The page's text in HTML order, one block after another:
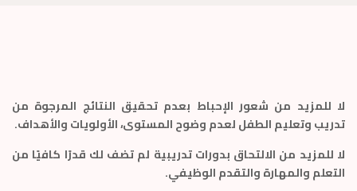
لا للمزيد من شعور الإحباط بعدم تحقيق النتائج المرجوة من
تدريب وتعليم الطفل لعدم وضوح المستوى، الأولويات والأهداف.
لا للمزيد من الالتحاق بدورات تدريبية لم تضف لك قدرًا كافيًا من
التعلم والمهارة والتقدم الوظيفي.